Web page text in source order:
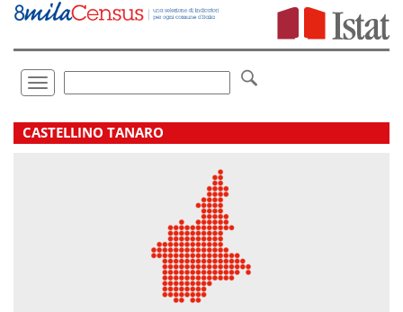
Vai
direttamente
Toggle
navigation
.
CASTELLINO TANARO